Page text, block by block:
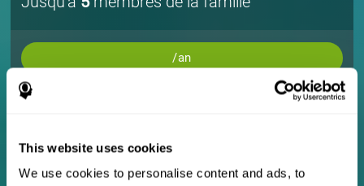
This website uses cookies
We use cookies to personalise content and ads, to
/an
/an